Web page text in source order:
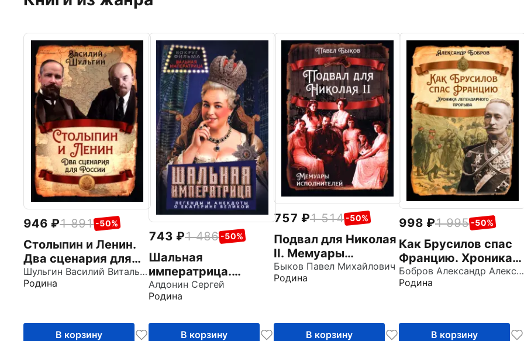
946 1 891 -50%
Столыпин и Ленин.
Два сценария для
России
Шульгин Василий Витальевич
Родина
В корзину
743 1 486 -50%
Шальная
императрица.
Легенды и анекдоты
о Екатерине Великой
Алдонин Сергей
Родина
В корзину
757 1 514 -50%
Подвал для Николая
II. Мемуары
исполнителей
Быков Павел Михайлович
Родина
В корзину
998 1 995 -50%
Как Брусилов спас
Францию. Хроника
легендарного
прорыва
Бобров Александр Александрович
Родина
В корзину